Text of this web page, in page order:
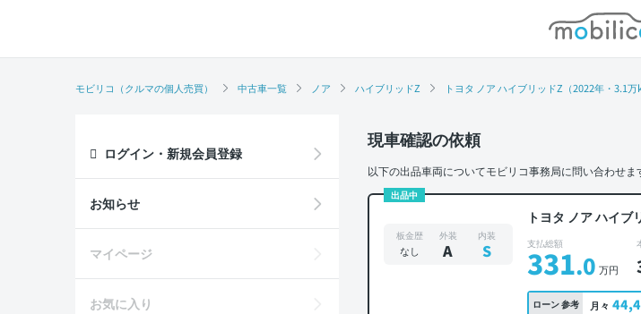
モビリ
モビリコ（クルマの個人売買） 中古車一覧 ノア ハイブリッドZ トヨタ ノア ハイブリッドZ（2022年・3.1万
現車確認の依頼
以下の出品車両についてモビリコ事務局に問い合わせま
出品中
トヨタ ノア ハイブ
板金歴
なし
外装
A
内装
S 支払総額
331.0 万円
ローン参考 月々
ログイン・新規会員登録
お知らせ
マイページ
お気に入り